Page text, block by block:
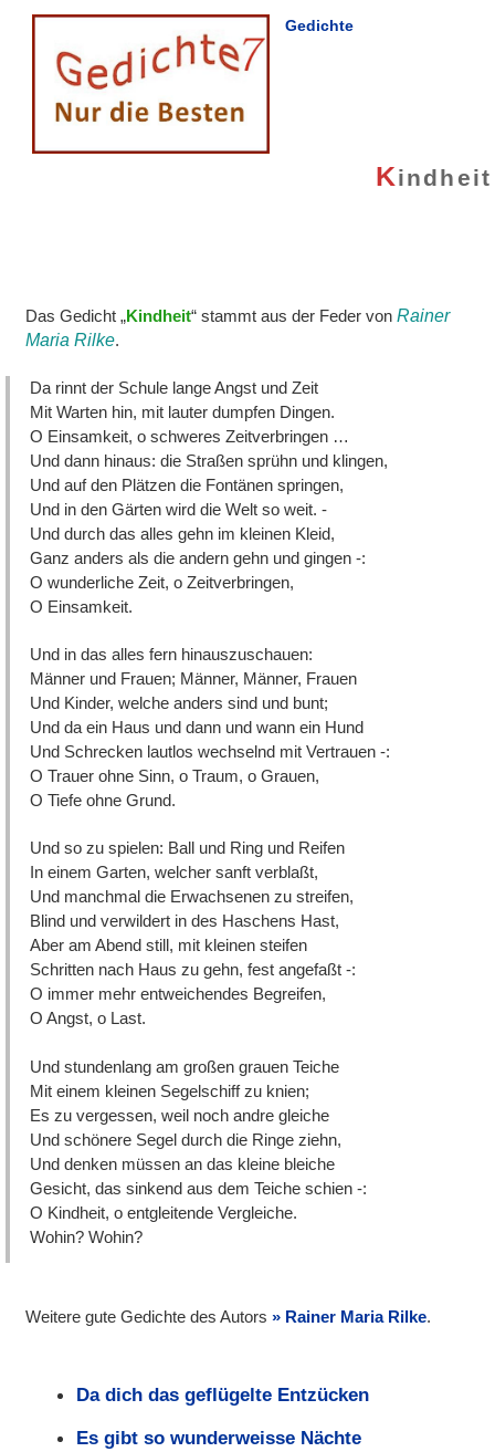
Gedichte
Kindheit
Das Gedicht „Kindheit“ stammt aus der Feder vonRainer
Maria Rilke.
Da rinnt der Schule lange Angst und Zeit
Mit Warten hin, mit lauter dumpfen Dingen.
O Einsamkeit, o schweres Zeitverbringen …
Und dann hinaus: die Straßen sprühn und klingen,
Und auf den Plätzen die Fontänen springen,
Und in den Gärten wird die Welt so weit. -
Und durch das alles gehn im kleinen Kleid,
Ganz anders als die andern gehn und gingen -:
O wunderliche Zeit, o Zeitverbringen,
O Einsamkeit.
Und in das alles fern hinauszuschauen:
Männer und Frauen; Männer, Männer, Frauen
Und Kinder, welche anders sind und bunt;
Und da ein Haus und dann und wann ein Hund
Und Schrecken lautlos wechselnd mit Vertrauen -:
O Trauer ohne Sinn, o Traum, o Grauen,
O Tiefe ohne Grund.
Und so zu spielen: Ball und Ring und Reifen
In einem Garten, welcher sanft verblaßt,
Und manchmal die Erwachsenen zu streifen,
Blind und verwildert in des Haschens Hast,
Aber am Abend still, mit kleinen steifen
Schritten nach Haus zu gehn, fest angefaßt -:
O immer mehr entweichendes Begreifen,
O Angst, o Last.
Und stundenlang am großen grauen Teiche
Mit einem kleinen Segelschiff zu knien;
Es zu vergessen, weil noch andre gleiche
Und schönere Segel durch die Ringe ziehn,
Und denken müssen an das kleine bleiche
Gesicht, das sinkend aus dem Teiche schien -:
O Kindheit, o entgleitende Vergleiche.
Wohin? Wohin?
Weitere gute Gedichte des Autors Rainer Maria Rilke.
Da dich das geflügelte Entzücken
Es gibt so wunderweisse Nächte